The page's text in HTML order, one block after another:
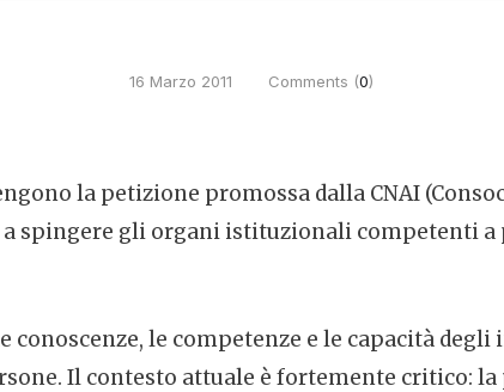
16 Marzo 2011 Comments (0)
la petizione promossa dalla CNAI
a spingere gli organi istituzionali competenti
le competenze e le capacità
Il contesto attuale è fortemente critico: